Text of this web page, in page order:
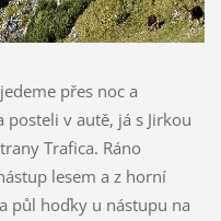
přes noc a
v autě, já s Jirkou
Trafica. Ráno
lesem a z horní
půl hoďky u nástupu na